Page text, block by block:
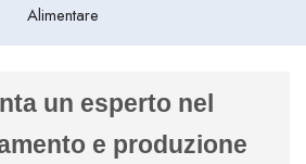
Alimentare
un esperto nel
e produzione